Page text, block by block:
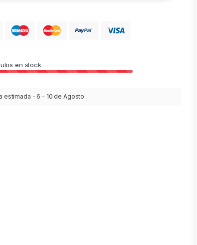
en stock
estimada - 6 - 10 de Agosto